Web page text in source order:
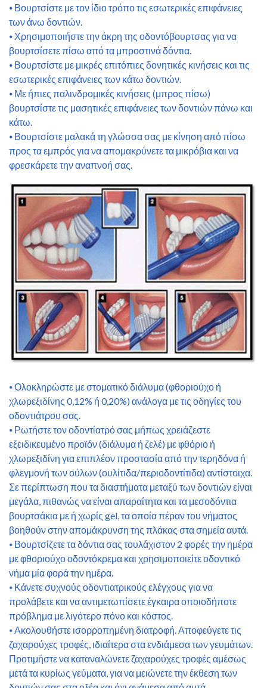
⦁ Βουρτσίστε με τον ίδιο τρόπο τις εσωτερικές επιφάνειες
των άνω δοντιών.
⦁ Χρησιμοποιήστε την άκρη της οδοντόβουρτσας για να
βουρτσίσετε πίσω από τα μπροστινά δόντια.
⦁ Βουρτσίστε με μικρές επιτόπιες δονητικές κινήσεις και τις
εσωτερικές επιφάνειες των κάτω δοντιών.
⦁ Με ήπιες παλινδρομικές κινήσεις (μπρος πίσω)
βουρτσίστε τις μασητικές επιφάνειες των δοντιών πάνω και
κάτω.
⦁ Βουρτσίστε μαλακά τη γλώσσα σας με κίνηση από πίσω
προς τα εμπρός για να απομακρύνετε τα μικρόβια και να
φρεσκάρετε την αναπνοή σας.
⦁ Ολοκληρώστε με στοματικό διάλυμα (φθοριούχο ή
χλωρεξιδίνης 0,12% ή 0,20%) ανάλογα με τις οδηγίες του
οδοντιάτρου σας.
⦁ Ρωτήστε τον οδοντίατρό σας μήπως χρειάζεστε
εξειδικευμένο προϊόν (διάλυμα ή ζελέ) με φθόριο ή
χλωρεξιδίνη για επιπλέον προστασία από την τερηδόνα ή
φλεγμονή των ούλων (ουλίτιδα/περιοδοντίτιδα) αντίστοιχα.
Σε περίπτωση που τα διαστήματα μεταξύ των δοντιών είναι
μεγάλα, πιθανώς να είναι απαραίτητα και τα μεσοδόντια
βουρτσάκια με ή χωρίς gel, τα οποία πέραν του νήματος
βοηθούν στην απομάκρυνση της πλάκας στα σημεία αυτά.
⦁ Βουρτσίζετε τα δόντια σας τουλάχιστον 2 φορές την ημέρα
με φθοριούχο οδοντόκρεμα και χρησιμοποιείτε οδοντικό
νήμα μία φορά την ημέρα.
⦁ Κάνετε συχνούς οδοντιατρικούς ελέγχους για να
προλάβετε και να αντιμετωπίσετε έγκαιρα οποιοδήποτε
πρόβλημα με λιγότερο πόνο και κόστος.
⦁ Ακολουθήστε ισορροπημένη διατροφή. Αποφεύγετε τις
ζαχαρούχες τροφές, ιδιαίτερα στα ενδιάμεσα των γευμάτων.
Προτιμήστε να καταναλώνετε ζαχαρούχες τροφές αμέσως
μετά τα κυρίως γεύματα, για να μειώνετε την έκθεση των